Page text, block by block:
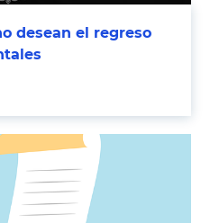
desean el regreso